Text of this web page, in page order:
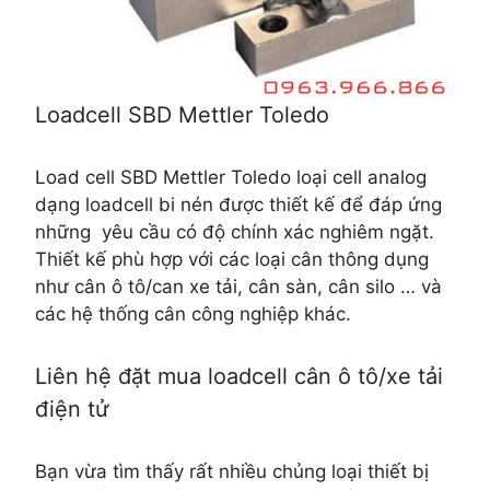
Loadcell SBD Mettler Toledo
Load cell SBD Mettler Toledo loại cell analog
dạng loadcell bi nén được thiết kế để đáp ứng
những yêu cầu có độ chính xác nghiêm ngặt.
Thiết kế phù hợp với các loại cân thông dụng
như cân ô tô/can xe tải, cân sàn, cân silo … và
các hệ thống cân công nghiệp khác.
Liên hệ đặt mua loadcell cân ô tô/xe tải
điện tử
Bạn vừa tìm thấy rất nhiều chủng loại thiết bị